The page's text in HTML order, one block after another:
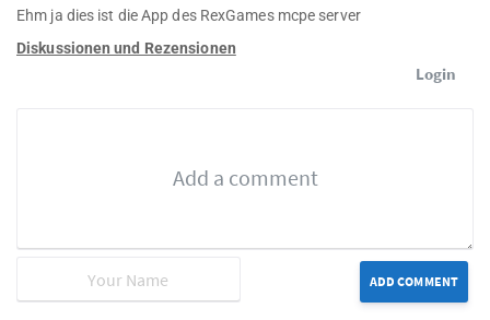
Ehm ja dies ist die App des RexGames mcpe server
Diskussionen und Rezensionen
Login
ADD COMMENT